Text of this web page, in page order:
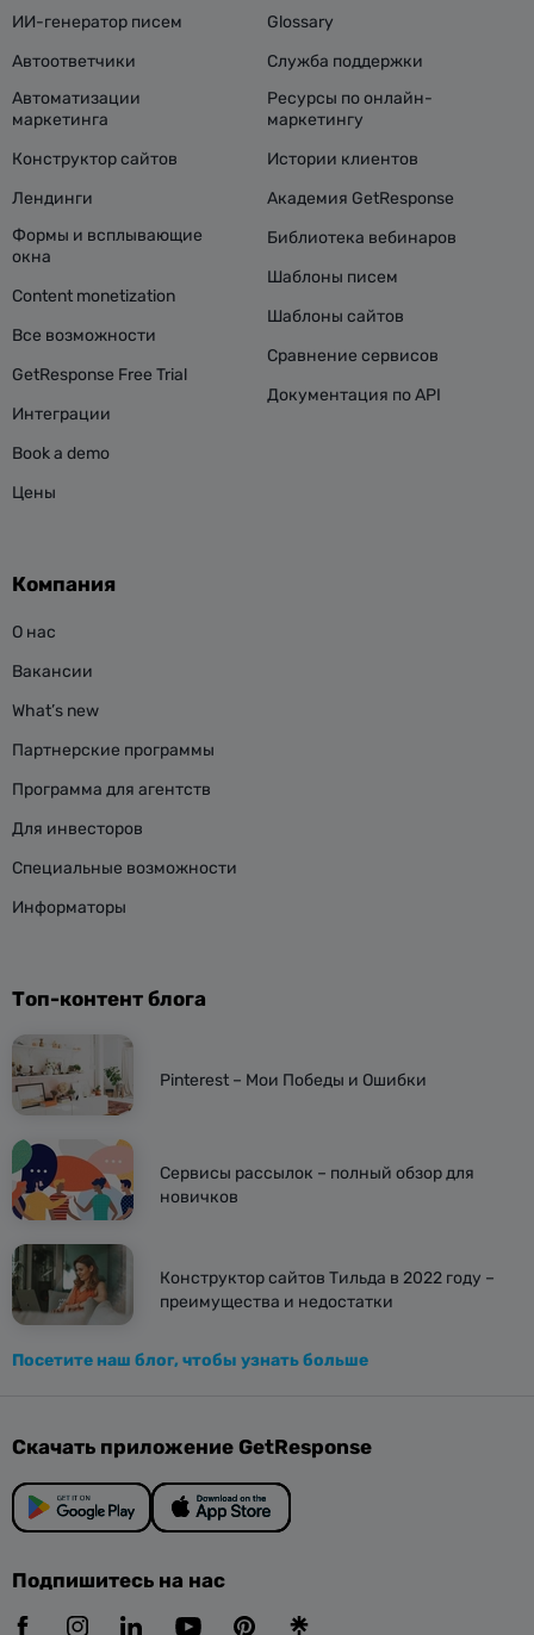
ИИ-генератор писем
Автоответчики
Автоматизации
маркетинга
Конструктор сайтов
Лендинги
Формы и всплывающие
окна
Content monetization
Все возможности
GetResponse Free Trial
Интеграции
Book a demo
Цены
Glossary
Служба поддержки
Ресурсы по онлайн-
маркетингу
Истории клиентов
Академия GetResponse
Библиотека вебинаров
Шаблоны писем
Шаблоны сайтов
Сравнение сервисов
Документация по API
Компания
О нас
Вакансии
What’s new
Партнерские программы
Программа для агентств
Для инвесторов
Специальные возможности
Информаторы
Топ-контент блога
Pinterest – Мои Победы и Ошибки
Сервисы рассылок – полный обзор для
новичков
Конструктор сайтов Тильда в 2022 году –
преимущества и недостатки
Посетите наш блог, чтобы узнать больше
Скачать приложение GetResponse
Подпишитесь на нас